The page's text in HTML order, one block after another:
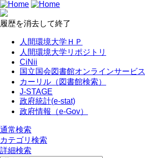
履歴を消去して終了
人間環境大学ＨＰ
人間環境大学リポジトリ
CiNii
国立国会図書館オンラインサービス
カーリル（図書館検索）
J-STAGE
政府統計(e-stat)
政府情報（e-Gov）
通常検索
カテゴリ検索
詳細検索